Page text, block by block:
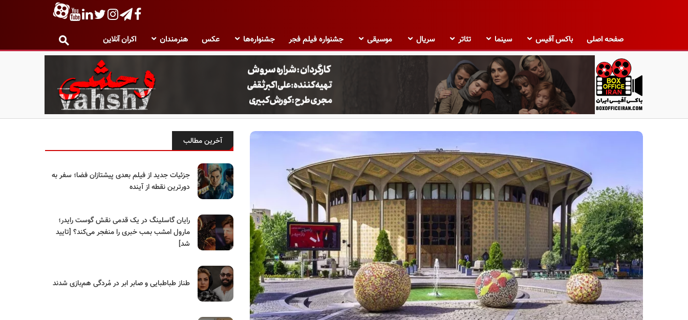
صفحه اصلی باکس آفیس سینما تئاتر سریال موسیقی جشنواره فیلم فجر جشنواره‌ها عکس هنرمندان اکران آنلاین
ب
س
ا
ی
ر
ا
ن
آخرین مطالب
جزئیات جدید از فیلم بعدی پیشتازان فضا؛ سفر به
دورترین نقطه از آینده
رایان گاسلینگ در یک قدمی نقش گوست رایدر؛
مارول امشب بمب خبری را منفجر می‌کند؟ [تایید
شد]
طناز طباطبایی و صابر ابر در مُردگی هم‌بازی شدند